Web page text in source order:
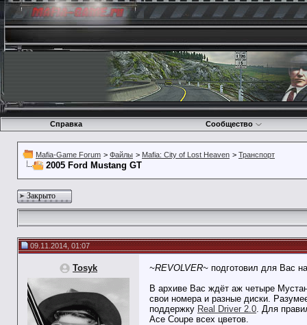
Справка Сообщество
Mafia-Game Forum > Файлы > Mafia: City of Lost Heaven > Транспорт
2005 Ford Mustang GT
Закрыто
09.11.2014, 01:07
Tosyk ~REVOLVER~ подготовил для Вас
В архиве Вас ждёт аж четыре
свои номера и разные диски.
поддержку Real Driver 2.0. Для
Ace Coupe всех цветов.